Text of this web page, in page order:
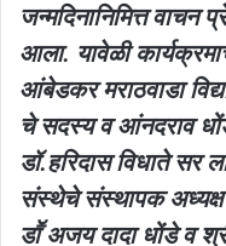
जन्मदिनानिमित्त वाचन
आला. यावेळी
आंबेडकर मराठवाडा
चे सदस्य व आंनदराव धोंडे
डॉ.हरिदास विधाते सर
संस्थेचे संस्थापक अध्यक्ष
डाॕ अजय दादा धोंडे व